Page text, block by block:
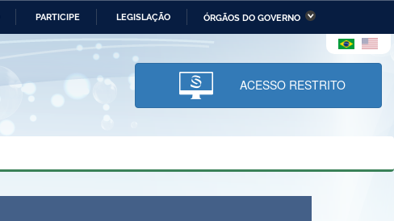
PARTICIPE LEGISLAÇÃO ÓRGÃOS DO GOVERNO
Ministério da Economia Ministério da Infraestrutura
Ministério da Ciência,
Tecnologia, Inovações e
Comunicações
e dos Direitos Humanos
Planalto
ACESSO RESTRITO